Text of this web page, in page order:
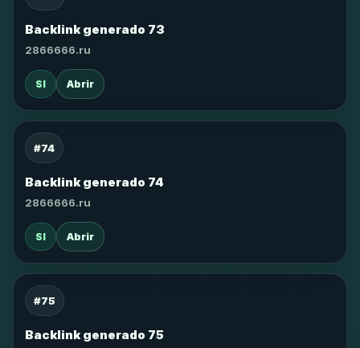
Backlink generado 73
2866666.ru
SI Abrir
#74
Backlink generado 74
2866666.ru
SI Abrir
#75
Backlink generado 75